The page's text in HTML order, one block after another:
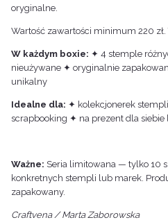
oryginalne.
Wartość zawartości minimum 220 zł.
W każdym boxie: ✦ 4 stemple
nieużywane ✦ oryginalnie
unikalny
Idealne dla: ✦ kolekcjonerek
scrapbooking ✦ na prezent dla siebie
Ważne: Seria limitowana — tylko 10
konkretnych stempli lub marek.
zapakowany.
Craftvena / Marta Zaborowska